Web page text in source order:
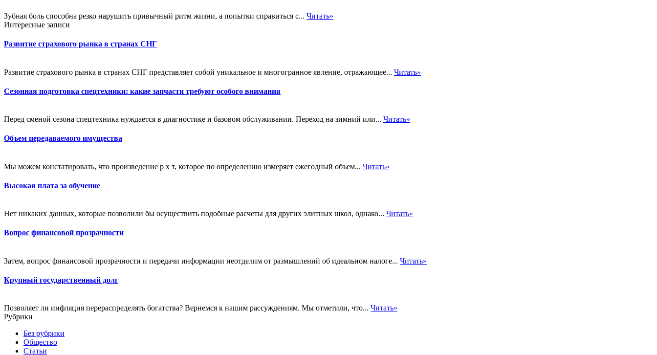
Зубная боль способна резко нарушить привычный ритм жизни, а попытки справиться с... Читать»
Интересные записи
Развитие страхового рынка в странах СНГ
Развитие страхового рынка в странах СНГ представляет собой уникальное и многогранное явление, отражающее... Читать»
Сезонная подготовка спецтехники: какие запчасти требуют особого внимания
Перед сменой сезона спецтехника нуждается в диагностике и базовом обслуживании. Переход на зимний или... Читать»
Объем передаваемого имущества
Мы можем констатировать, что произведение р х т, которое по определению измеряет ежегодный объем... Читать»
Высокая плата за обучение
Нет никаких данных, которые позволили бы осуществить подобные расчеты для других элитных школ, однако... Читать»
Вопрос финансовой прозрачности
Затем, вопрос финансовой прозрачности и передачи информации неотделим от размышлений об идеальном налоге... Читать»
Крупный государственный долг
Позволяет ли инфляция перераспределять богатства? Вернемся к нашим рассуждениям. Мы отметили, что... Читать»
Рубрики
Без рубрики
Общество
Статьи